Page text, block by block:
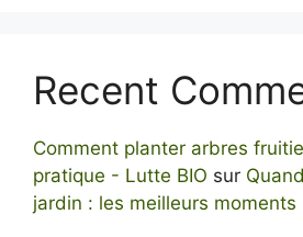
Recent
Comment planter arbres
pratique - Lutte BIO sur
jardin : les meilleurs moments